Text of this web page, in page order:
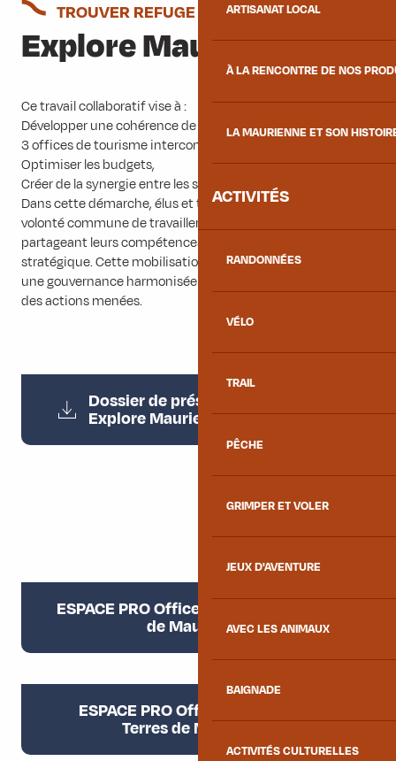
ARTISANAT LOCAL
À LA RENCONTRE DE NOS
LA MAURIENNE ET SON
ACTIVITÉS
RANDONNÉES
VÉLO
TRAIL
PÊCHE
GRIMPER ET VOLER
JEUX D'AVENTURE
AVEC LES ANIMAUX
BAIGNADE
ACTIVITÉS CULTURELLES
TROUVER REFUGE DANS LA NATURE
Explore Maurienne
Ce travail collaboratif vise à :
Développer une cohérence de communication à l’échelle de
3 offices de tourisme intercommunaux de fond de vallée,
Optimiser les budgets,
Créer de la synergie entre les structures touristiques.
Dans cette démarche, élus et techniciens affirment leur
volonté commune de travailler main dans la main, en
partageant leurs compétences, leurs moyens et leur vision
stratégique. Cette mobilisation collective permet d’assurer
une gouvernance harmonisée et de renforcer l’efficacité
des actions menées.
Dossier de présentation
Explore Maurienne 26MB
ESPACE PRO Office de Tourisme Porte
de Maurienne
ESPACE PRO Office de Tourisme
Terres de Maurienne